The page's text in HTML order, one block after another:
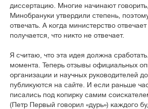
диссертацию. Многие начинают
Минобрануки утвердили степень,
отвечать. А когда министерство
получается, что никто не отвечает.
Я считаю, что эта идея должна
момента. Теперь отзывы официальных
организации и научных руководителей
публикуются на сайте. И если раньше
писались под копирку самим
(Петр Первый говорил «дурь») каждого